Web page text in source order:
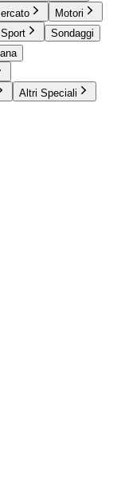
Motori
Sondaggi
Altri Speciali